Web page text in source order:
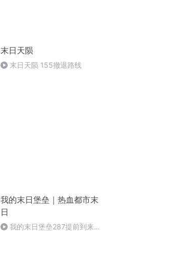
末日天陨
末日天陨 155撤退路线
我的末日堡垒｜热血都市末
日
我的末日堡垒287提前到来的